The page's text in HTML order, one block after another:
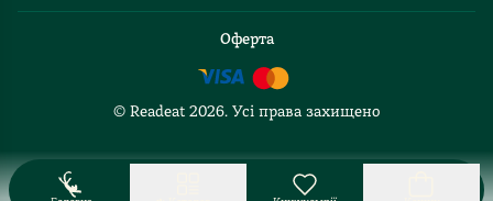
Оферта
© Readeat 2026. Усі права захищено